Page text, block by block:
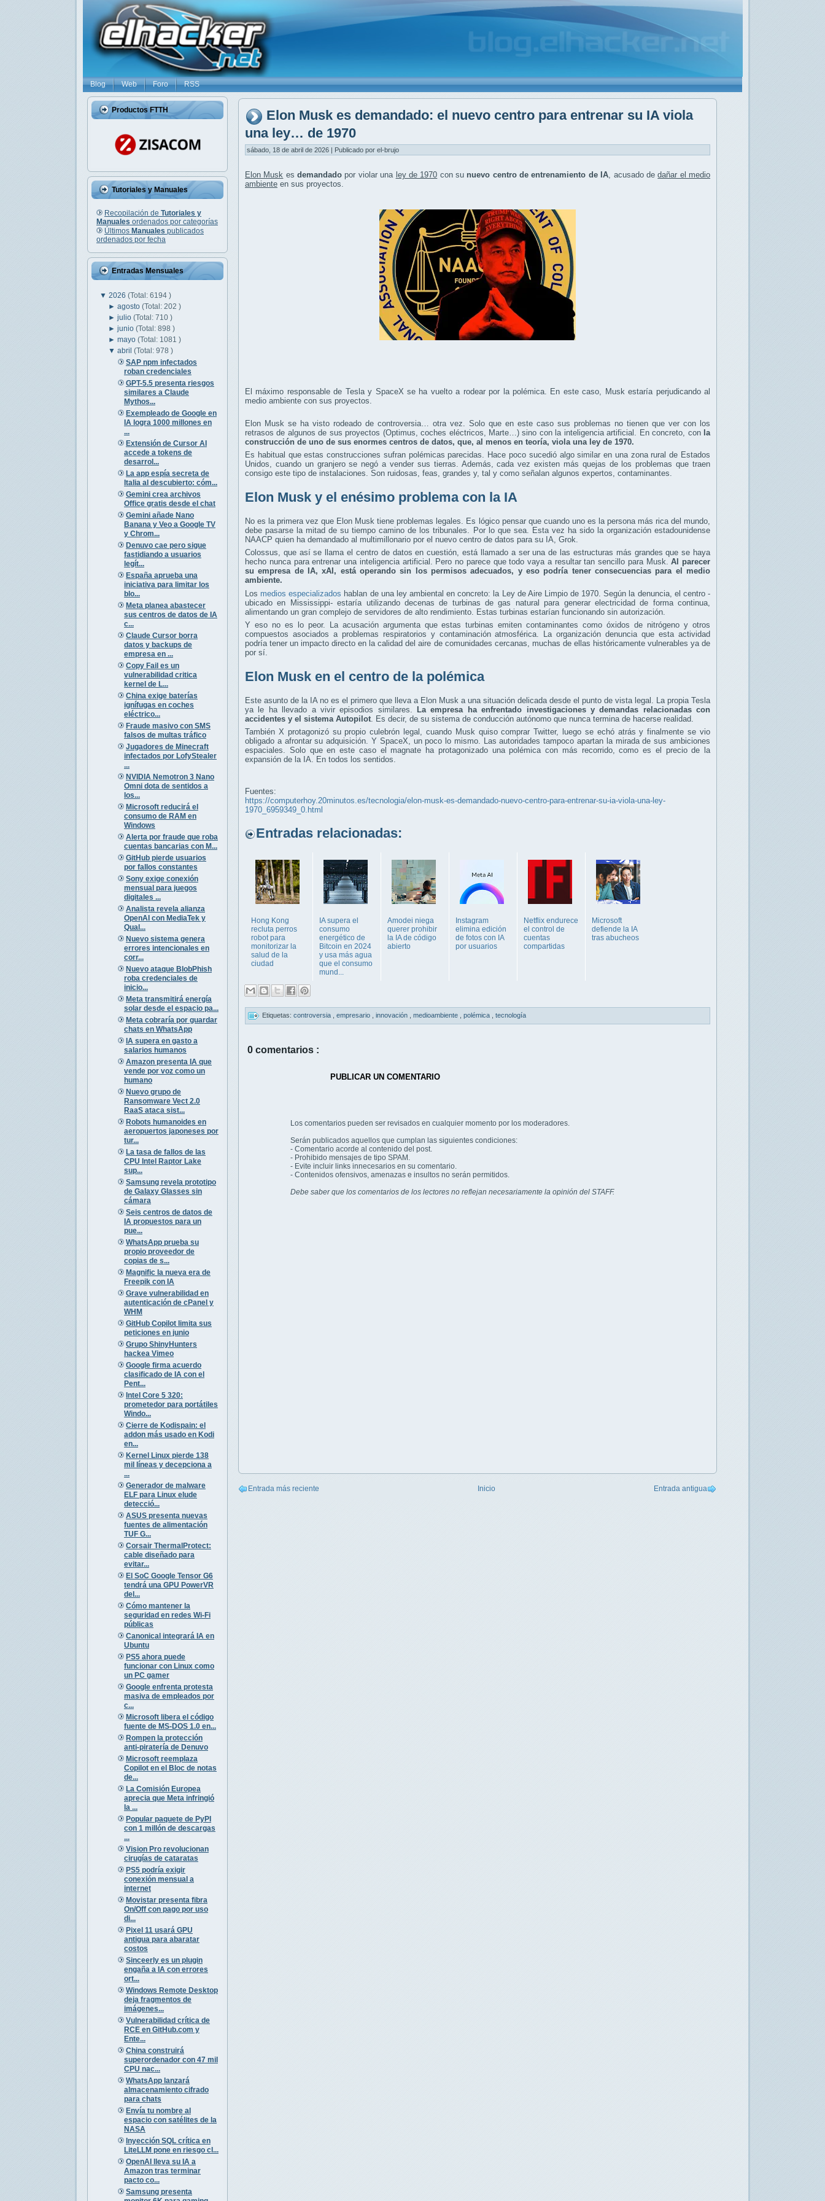
Blog Web Foro RSS
Productos FTTH
Tutoriales y Manuales
Recopilación de Tutoriales y
Manuales ordenados por categorías
Últimos Manuales publicados
ordenados por fecha
Entradas Mensuales
▼ 2026 (Total: 6194 )
►agosto(Total: 202 )
►julio(Total: 710 )
►junio(Total: 898 )
►mayo(Total: 1081 )
▼abril(Total: 978 )
SAP npm infectados
roban credenciales
GPT-5.5 presenta riesgos
similares a Claude
Mythos...
Exempleado de Google en
IA logra 1000 millones en
...
Extensión de Cursor AI
accede a tokens de
desarrol...
La app espía secreta de
Italia al descubierto: cóm...
Gemini crea archivos
Office gratis desde el chat
Gemini añade Nano
Banana y Veo a Google TV
y Chrom...
Denuvo cae pero sigue
fastidiando a usuarios
legít...
España aprueba una
iniciativa para limitar los
blo...
Meta planea abastecer
sus centros de datos de IA
c...
Claude Cursor borra
datos y backups de
empresa en ...
Copy Fail es un
vulnerabilidad critica
kernel de L...
China exige baterías
ignífugas en coches
eléctrico...
Fraude masivo con SMS
falsos de multas tráfico
Jugadores de Minecraft
infectados por LofyStealer
...
NVIDIA Nemotron 3 Nano
Omni dota de sentidos a
los...
Microsoft reducirá el
consumo de RAM en
Windows
Alerta por fraude que roba
cuentas bancarias con M...
GitHub pierde usuarios
por fallos constantes
Sony exige conexión
mensual para juegos
digitales ...
Analista revela alianza
OpenAI con MediaTek y
Qual...
Nuevo sistema genera
errores intencionales en
corr...
Nuevo ataque BlobPhish
roba credenciales de
inicio...
Meta transmitirá energía
solar desde el espacio pa...
Meta cobraría por guardar
chats en WhatsApp
IA supera en gasto a
salarios humanos
Amazon presenta IA que
vende por voz como un
humano
Nuevo grupo de
Ransomware Vect 2.0
RaaS ataca sist...
Robots humanoides en
aeropuertos japoneses por
tur...
La tasa de fallos de las
CPU Intel Raptor Lake
sup...
Samsung revela prototipo
de Galaxy Glasses sin
cámara
Seis centros de datos de
IA propuestos para un
pue...
WhatsApp prueba su
propio proveedor de
copias de s...
Magnific la nueva era de
Freepik con IA
Grave vulnerabilidad en
autenticación de cPanel y
WHM
GitHub Copilot limita sus
peticiones en junio
Grupo ShinyHunters
hackea Vimeo
Google firma acuerdo
clasificado de IA con el
Pent...
Intel Core 5 320:
prometedor para portátiles
Windo...
Cierre de Kodispain: el
addon más usado en Kodi
en...
Kernel Linux pierde 138
mil líneas y decepciona a
...
Generador de malware
ELF para Linux elude
detecció...
ASUS presenta nuevas
fuentes de alimentación
TUF G...
Corsair ThermalProtect:
cable diseñado para
evitar...
El SoC Google Tensor G6
tendrá una GPU PowerVR
del...
Cómo mantener la
seguridad en redes Wi-Fi
públicas
Canonical integrará IA en
Ubuntu
PS5 ahora puede
funcionar con Linux como
un PC gamer
Google enfrenta protesta
masiva de empleados por
c...
Microsoft libera el código
fuente de MS-DOS 1.0 en...
Rompen la protección
anti-piratería de Denuvo
Microsoft reemplaza
Copilot en el Bloc de notas
de...
La Comisión Europea
aprecia que Meta infringió
la ...
Popular paquete de PyPI
con 1 millón de descargas
...
Vision Pro revolucionan
cirugías de cataratas
PS5 podría exigir
conexión mensual a
internet
Movistar presenta fibra
On/Off con pago por uso
di...
Pixel 11 usará GPU
antigua para abaratar
costos
Sinceerly es un plugin
engaña a IA con errores
ort...
Windows Remote Desktop
deja fragmentos de
imágenes...
Vulnerabilidad crítica de
RCE en GitHub.com y
Ente...
China construirá
superordenador con 47 mil
CPU nac...
WhatsApp lanzará
almacenamiento cifrado
para chats
Envía tu nombre al
espacio con satélites de la
NASA
Inyección SQL crítica en
LiteLLM pone en riesgo cl...
OpenAI lleva su IA a
Amazon tras terminar
pacto co...
Samsung presenta
Elon Musk es demandado: el nuevo centro para entrenar su IA viola
una ley… de 1970
sábado, 18 de abril de 2026 | Publicado por el-brujo
Elon Musk esdemandado por violar una ley de 1970 con su nuevo centro de entrenamiento de IA , acusado dedañar el medio
ambiente en sus proyectos.
El máximo responsable de Tesla y SpaceX se ha vuelto a rodear por la polémica. En este caso, Musk estaría perjudicando al
medio ambiente con sus proyectos.
Elon Musk se ha visto rodeado de controversia… otra vez. Solo que en este caso sus problemas no tienen que ver con los
retrasos de algunos de sus proyectos (Optimus, coches eléctricos, Marte…) sino con la inteligencia artificial. En concreto, con la
construcción de uno de sus enormes centros de datos, que, al menos en teoría, viola una ley de 1970.
Es habitual que estas construcciones sufran polémicas parecidas. Hace poco sucedió algo similar en una zona rural de Estados
Unidos, cuando un granjero se negó a vender sus tierras. Además, cada vez existen más quejas de los problemas que traen
consigo este tipo de instalaciones. Son ruidosas, feas, grandes y, tal y como señalan algunos expertos, contaminantes.
Elon Musk y el enésimo problema con la IA
No es la primera vez que Elon Musk tiene problemas legales. Es lógico pensar que cuando uno es la persona más rica del mundo,
debe pasarse la mitad de su tiempo camino de los tribunales. Por lo que sea. Esta vez ha sido la organización estadounidense
NAACP quien ha demandado al multimillonario por el nuevo centro de datos para su IA, Grok.
Colossus, que así se llama el centro de datos en cuestión, está llamado a ser una de las estructuras más grandes que se haya
hecho nunca para entrenar una inteligencia artificial. Pero no parece que todo vaya a resultar tan sencillo para Musk. Al parecer
su empresa de IA, xAI, está operando sin los permisos adecuados, y eso podría tener consecuencias para el medio
ambiente.
Los medios especializados hablan de una ley ambiental en concreto: la Ley de Aire Limpio de 1970. Según la denuncia, el centro -
ubicado en Mississippi- estaría utilizando decenas de turbinas de gas natural para generar electricidad de forma continua,
alimentando un gran complejo de servidores de alto rendimiento. Estas turbinas estarían funcionando sin autorización.
Y eso no es lo peor. La acusación argumenta que estas turbinas emiten contaminantes como óxidos de nitrógeno y otros
compuestos asociados a problemas respiratorios y contaminación atmosférica. La organización denuncia que esta actividad
podría tener un impacto directo en la calidad del aire de comunidades cercanas, muchas de ellas históricamente vulnerables ya de
por sí.
Elon Musk en el centro de la polémica
Este asunto de la IA no es el primero que lleva a Elon Musk a una situación delicada desde el punto de vista legal. La propia Tesla
ya le ha llevado a vivir episodios similares.
La empresa ha enfrentado investigaciones y demandas relacionadas con
accidentes y el sistema Autopilot . Es decir, de su sistema de conducción autónomo que nunca termina de hacerse realidad.
También X protagonizó su propio culebrón legal, cuando Musk quiso comprar Twitter, luego se echó atrás y finalmente se vio
obligado a afrontar su adquisición. Y SpaceX, un poco lo mismo. Las autoridades tampoco apartan la mirada de sus ambiciones
espaciales. Solo que en este caso el magnate ha protagonizado una polémica con más recorrido, como es el precio de la
expansión de la IA. En todos los sentidos.
Fuentes:
https://computerhoy.20minutos.es/tecnologia/elon-musk-es-demandado-nuevo-centro-para-entrenar-su-ia-viola-una-ley-
1970_6959349_0.html
Entradas relacionadas:
Hong Kong
recluta perros
robot para
monitorizar la
salud de la
ciudad
IA supera el
consumo
energético de
Bitcoin en 2024
y usa más agua
que el consumo
mund...
Amodei niega
querer prohibir
la IA de código
abierto
Instagram
elimina edición
de fotos con IA
por usuarios
Netflix endurece
el control de
cuentas
compartidas
Microsoft
defiende la IA
tras abucheos
Etiquetas: controversia empresario innovación medioambiente polémica tecnología
0 comentarios :
PUBLICAR UN COMENTARIO
Los comentarios pueden ser revisados en cualquier momento por los moderadores.
Serán publicados aquellos que cumplan las siguientes condiciones:
- Comentario acorde al contenido del post.
- Prohibido mensajes de tipo SPAM.
- Evite incluir links innecesarios en su comentario.
- Contenidos ofensivos, amenazas e insultos no serán permitidos.
Debe saber que los comentarios de los lectores no reflejan necesariamente la opinión del STAFF.
Entrada más reciente Entrada antigua
Inicio